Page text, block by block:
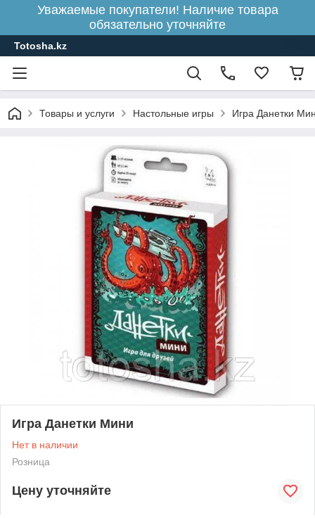
Уважаемые покупатели! Наличие товара
обязательно уточняйте
Totosha.kz
Товары и услуги Настольные игры Игра Данетки
Игра Данетки Мини
Нет в наличии
Розница
Цену уточняйте